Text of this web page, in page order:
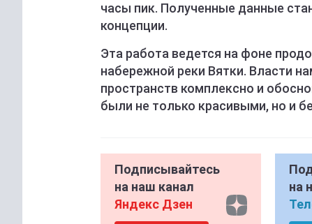
часы пик. Полученные данные
концепции.
Эта работа ведется на фоне
набережной реки Вятки. Власти
пространств комплексно и
были не только красивыми, но и
Подписывайтесь
на наш канал
Яндекс Дзен
на